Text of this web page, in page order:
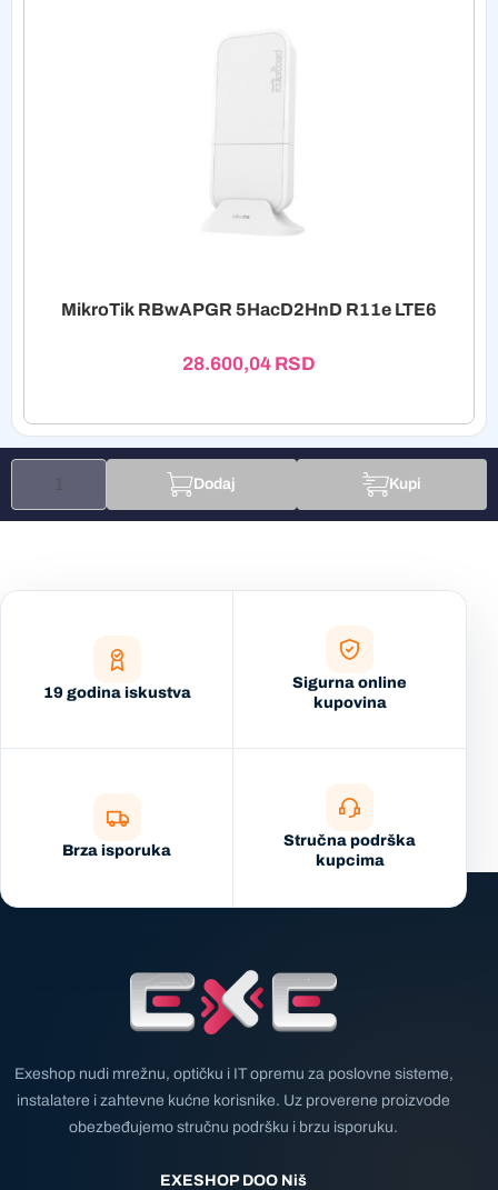
MikroTik RBwAPGR 5HacD2HnD R11e LTE6
28.600,04 RSD
Dodaj Kupi
19 godina iskustva
Sigurna online
kupovina
Brza isporuka
Stručna podrška
kupcima
Exeshop nudi mrežnu, optičku i IT opremu za poslovne sisteme,
instalatere i zahtevne kućne korisnike. Uz proverene proizvode
obezbeđujemo stručnu podršku i brzu isporuku.
EXESHOP DOO Niš